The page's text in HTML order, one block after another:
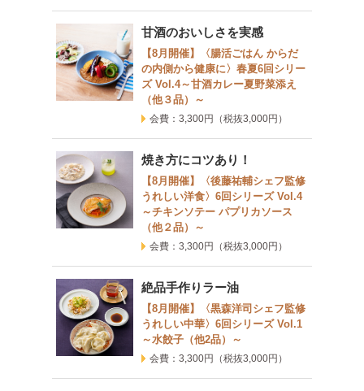
甘酒のおいしさを実感
【8月開催】〈腸活ごはん からだ
の内側から健康に〉春夏6回シリー
ズ Vol.4～甘酒カレー夏野菜添え
（他３品）～
会費：3,300円 （税抜3,000円）
焼き方にコツあり！
【8月開催】〈後藤祐輔シェフ監修
うれしい洋食〉6回シリーズ Vol.4
～チキンソテー パプリカソース
（他２品）～
会費：3,300円 （税抜3,000円）
絶品手作りラー油
【8月開催】〈黒森洋司シェフ監修
うれしい中華〉6回シリーズ Vol.1
～水餃子（他2品）～
会費：3,300円 （税抜3,000円）